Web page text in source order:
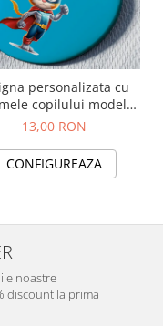
personalizata cu
copilului model
Super Pisoi
13,00 RON
CONFIGUREAZA
noastre
discount la prima